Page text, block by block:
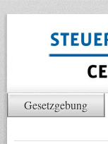
Gesetzgebung